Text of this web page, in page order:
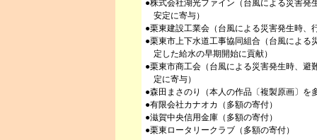
●株式会社湖光ファイン（台風による災害
安定に寄与）
●栗東建設工業会（台風による災害発生時
●栗東市上下水道工事協同組合（台風によ
定した給水の早期開始に貢献）
●栗東市商工会（台風による災害発生時、
定に寄与）
●森田まさのり（本人の作品〔複製原画〕を
●有限会社カナオカ（多額の寄付）
●滋賀中央信用金庫（多額の寄付）
●栗東ロータリークラブ（多額の寄付）